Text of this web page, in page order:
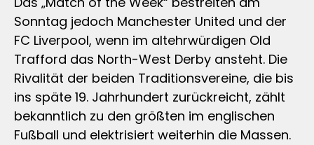
Sonntag jedoch Manchester United und der
FC Liverpool, wenn im altehrwürdigen Old
Trafford das North-West Derby ansteht. Die
Rivalität der beiden Traditionsvereine, die bis
ins späte 19. Jahrhundert zurückreicht, zählt
bekanntlich zu den größten im englischen
Fußball und elektrisiert weiterhin die Massen.